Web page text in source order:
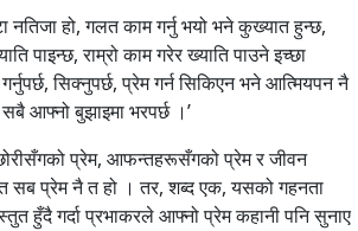
नतिजा हो, गलत काम गर्नु भयो भने कुख्यात हुन्छ,
पाइन्छ, राम्रो काम गरेर ख्याति पाउने इच्छा
सिक्नुपर्छ, प्रेम गर्न सिकिएन भने आत्मियपन नै
आफ्नो बुझाइमा भरपर्छ ।’
प्रेम, आफन्तहरूसँगको प्रेम र जीवन
सब प्रेम नै त हो । तर, शब्द एक, यसको गहनता
हुँदै गर्दा प्रभाकरले आफ्नो प्रेम कहानी पनि सुनाए